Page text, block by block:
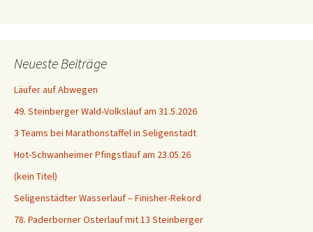
Neueste Beiträge
Läufer auf Abwegen
49. Steinberger Wald-Volkslauf am 31.5.2026
3 Teams bei Marathonstaffel in Seligenstadt
Hot-Schwanheimer Pfingstlauf am 23.05.26
(kein Titel)
Seligenstädter Wasserlauf – Finisher-Rekord
78. Paderborner Osterlauf mit 13 Steinberger